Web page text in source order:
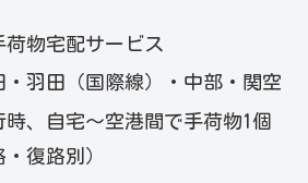
物宅配サービス
・羽田（国際線）・中部・関空
時、自宅～空港間で手荷物1個
復路別）